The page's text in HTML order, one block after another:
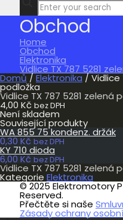
Obchod
Home
Obchod
Elektronika
Vidlice TX 787 5281
Domů / Elektronika / Vidlice
podložka
Vidlice TX 787 5281 zelená
4,00 Kč bez DPH
Není skladem
Související produkty
WA 855 75 kondenz. držák
0,30 Kč bez DPH
KY 710 dioda
6,00 Kč bez DPH
Vidlice TX 787 5281 zelená
Kategorie Elektronika
© 2025 Elektromotory
Reserved.
Přečtěte si naše
Zásady ochrany